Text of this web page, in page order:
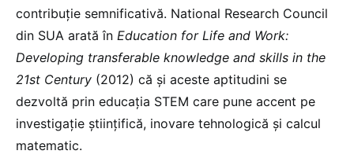
contribuție semnificativă. National Research Council
din SUA arată în Education for Life and Work:
Developing transferable knowledge and skills in the
21st Century (2012) că și aceste aptitudini se
dezvoltă prin educația STEM care pune accent pe
investigație științifică, inovare tehnologică și calcul
matematic.